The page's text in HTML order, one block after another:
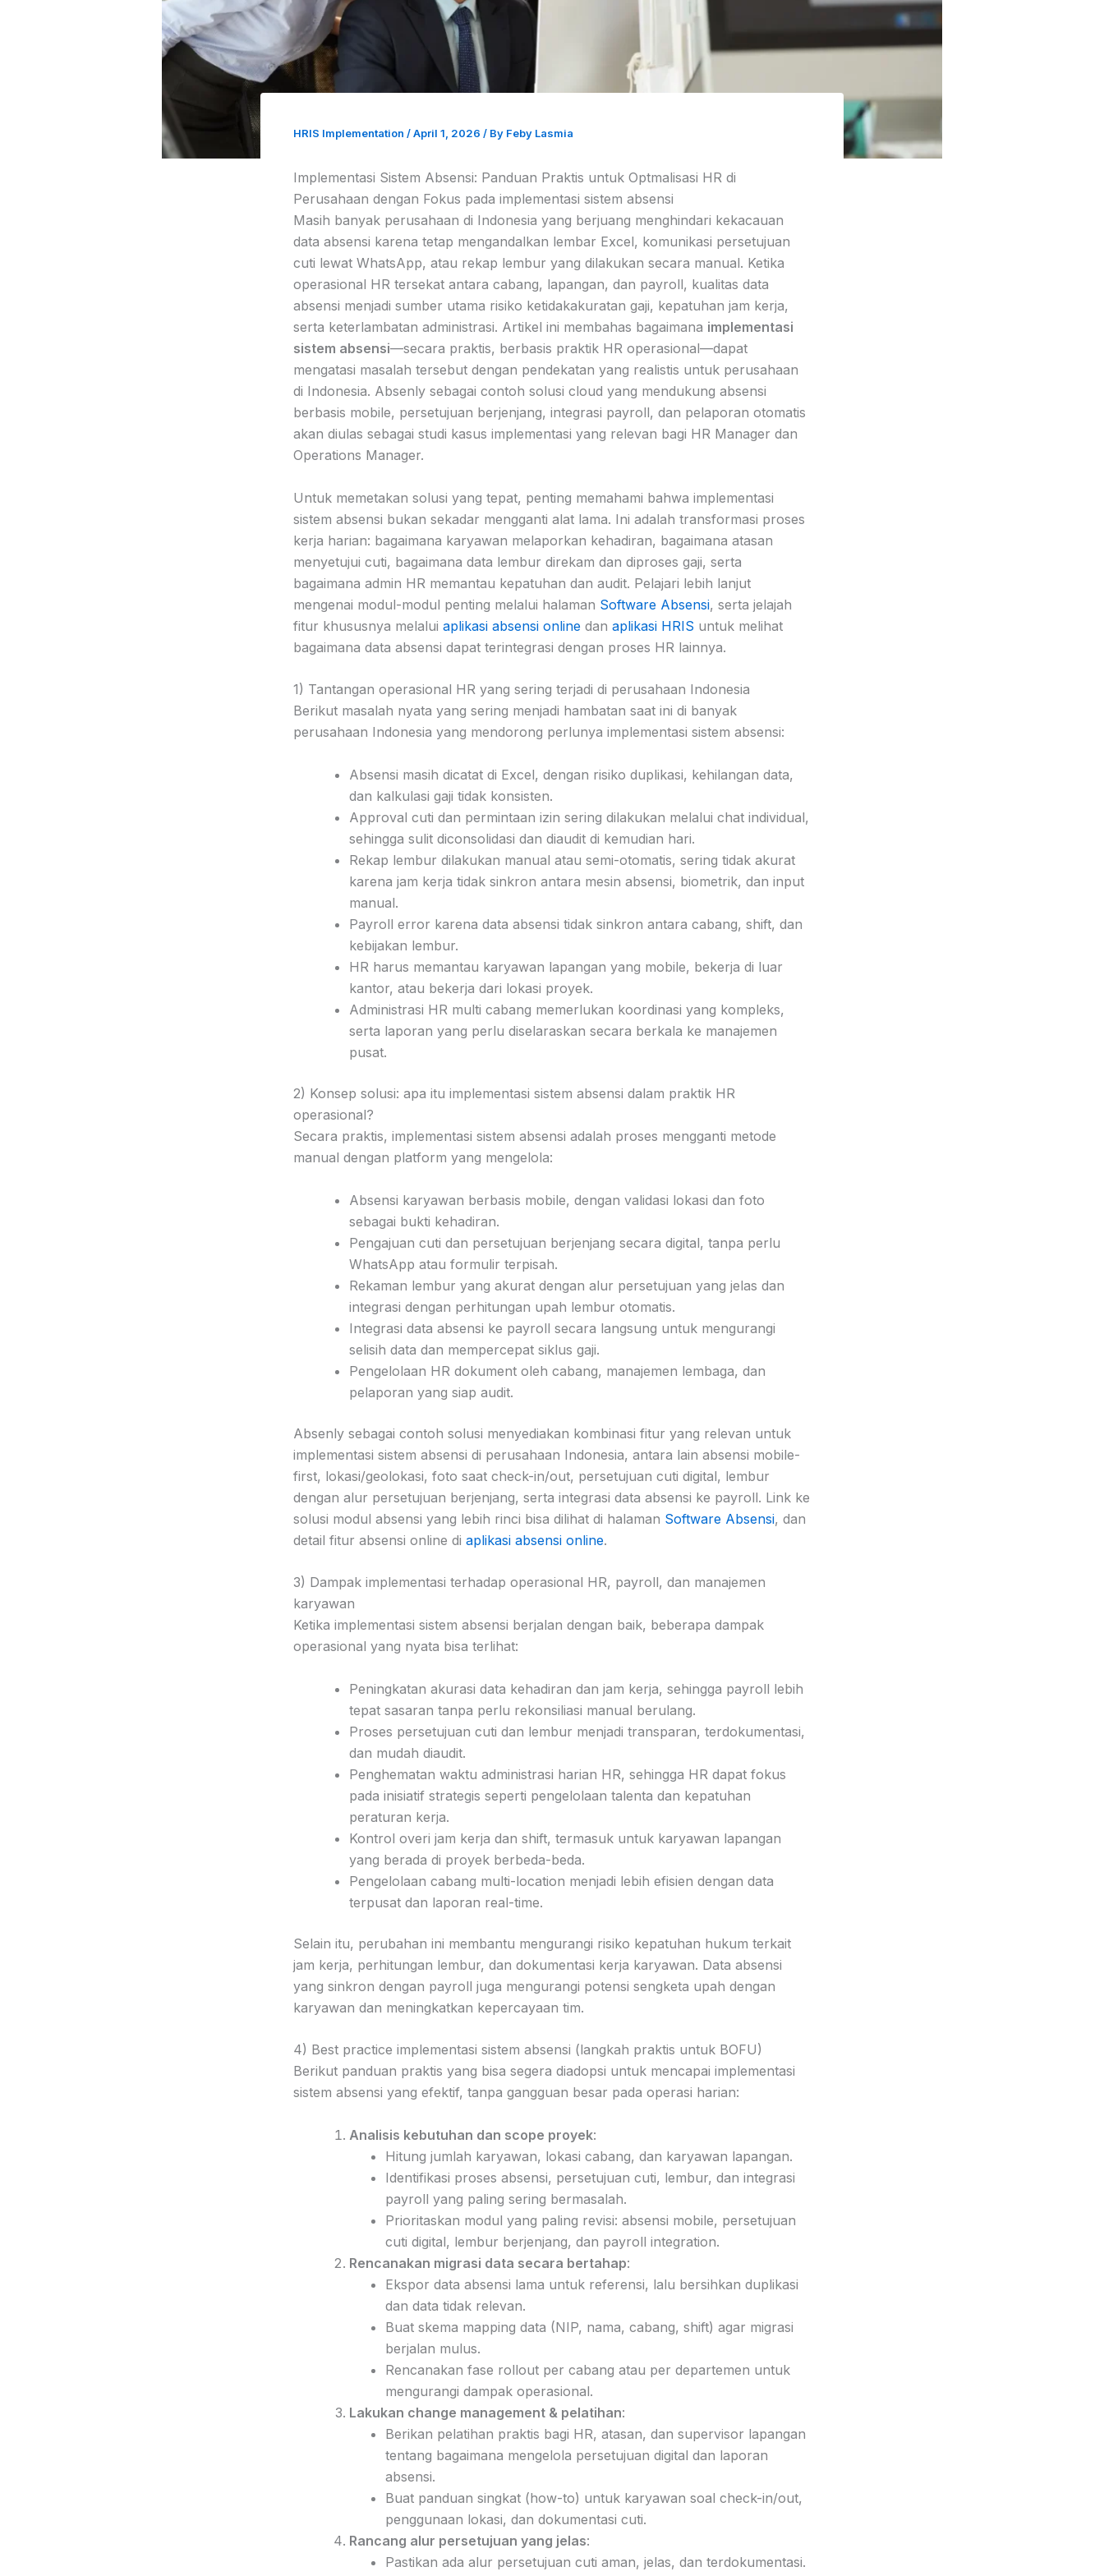
HRIS Implementation /April 1, 2026 / By Feby Lasmia
Implementasi Sistem Absensi: Panduan Praktis untuk Optmalisasi HR di
Perusahaan dengan Fokus pada implementasi sistem absensi
Masih banyak perusahaan di Indonesia yang berjuang menghindari kekacauan
data absensi karena tetap mengandalkan lembar Excel, komunikasi persetujuan
cuti lewat WhatsApp, atau rekap lembur yang dilakukan secara manual. Ketika
operasional HR tersekat antara cabang, lapangan, dan payroll, kualitas data
absensi menjadi sumber utama risiko ketidakakuratan gaji, kepatuhan jam kerja,
serta keterlambatan administrasi. Artikel ini membahas bagaimana implementasi
sistem absensi—secara praktis, berbasis praktik HR operasional—dapat
mengatasi masalah tersebut dengan pendekatan yang realistis untuk perusahaan
di Indonesia. Absenly sebagai contoh solusi cloud yang mendukung absensi
berbasis mobile, persetujuan berjenjang, integrasi payroll, dan pelaporan otomatis
akan diulas sebagai studi kasus implementasi yang relevan bagi HR Manager dan
Operations Manager.
Untuk memetakan solusi yang tepat, penting memahami bahwa implementasi
sistem absensi bukan sekadar mengganti alat lama. Ini adalah transformasi proses
kerja harian: bagaimana karyawan melaporkan kehadiran, bagaimana atasan
menyetujui cuti, bagaimana data lembur direkam dan diproses gaji, serta
bagaimana admin HR memantau kepatuhan dan audit. Pelajari lebih lanjut
mengenai modul-modul penting melalui halaman Software Absensi, serta jelajah
fitur khususnya melalui aplikasi absensi online dan aplikasi HRIS untuk melihat
bagaimana data absensi dapat terintegrasi dengan proses HR lainnya.
1) Tantangan operasional HR yang sering terjadi di perusahaan Indonesia
Berikut masalah nyata yang sering menjadi hambatan saat ini di banyak
perusahaan Indonesia yang mendorong perlunya implementasi sistem absensi:
Absensi masih dicatat di Excel, dengan risiko duplikasi, kehilangan data,
dan kalkulasi gaji tidak konsisten.
Approval cuti dan permintaan izin sering dilakukan melalui chat individual,
sehingga sulit diconsolidasi dan diaudit di kemudian hari.
Rekap lembur dilakukan manual atau semi-otomatis, sering tidak akurat
karena jam kerja tidak sinkron antara mesin absensi, biometrik, dan input
manual.
Payroll error karena data absensi tidak sinkron antara cabang, shift, dan
kebijakan lembur.
HR harus memantau karyawan lapangan yang mobile, bekerja di luar
kantor, atau bekerja dari lokasi proyek.
Administrasi HR multi cabang memerlukan koordinasi yang kompleks,
serta laporan yang perlu diselaraskan secara berkala ke manajemen
pusat.
2) Konsep solusi: apa itu implementasi sistem absensi dalam praktik HR
operasional?
Secara praktis, implementasi sistem absensi adalah proses mengganti metode
manual dengan platform yang mengelola:
Absensi karyawan berbasis mobile, dengan validasi lokasi dan foto
sebagai bukti kehadiran.
Pengajuan cuti dan persetujuan berjenjang secara digital, tanpa perlu
WhatsApp atau formulir terpisah.
Rekaman lembur yang akurat dengan alur persetujuan yang jelas dan
integrasi dengan perhitungan upah lembur otomatis.
Integrasi data absensi ke payroll secara langsung untuk mengurangi
selisih data dan mempercepat siklus gaji.
Pengelolaan HR dokument oleh cabang, manajemen lembaga, dan
pelaporan yang siap audit.
Absenly sebagai contoh solusi menyediakan kombinasi fitur yang relevan untuk
implementasi sistem absensi di perusahaan Indonesia, antara lain absensi mobile-
first, lokasi/geolokasi, foto saat check-in/out, persetujuan cuti digital, lembur
dengan alur persetujuan berjenjang, serta integrasi data absensi ke payroll. Link ke
solusi modul absensi yang lebih rinci bisa dilihat di halaman Software Absensi, dan
detail fitur absensi online di aplikasi absensi online.
3) Dampak implementasi terhadap operasional HR, payroll, dan manajemen
karyawan
Ketika implementasi sistem absensi berjalan dengan baik, beberapa dampak
operasional yang nyata bisa terlihat:
Peningkatan akurasi data kehadiran dan jam kerja, sehingga payroll lebih
tepat sasaran tanpa perlu rekonsiliasi manual berulang.
Proses persetujuan cuti dan lembur menjadi transparan, terdokumentasi,
dan mudah diaudit.
Penghematan waktu administrasi harian HR, sehingga HR dapat fokus
pada inisiatif strategis seperti pengelolaan talenta dan kepatuhan
peraturan kerja.
Kontrol overi jam kerja dan shift, termasuk untuk karyawan lapangan
yang berada di proyek berbeda-beda.
Pengelolaan cabang multi-location menjadi lebih efisien dengan data
terpusat dan laporan real-time.
Selain itu, perubahan ini membantu mengurangi risiko kepatuhan hukum terkait
jam kerja, perhitungan lembur, dan dokumentasi kerja karyawan. Data absensi
yang sinkron dengan payroll juga mengurangi potensi sengketa upah dengan
karyawan dan meningkatkan kepercayaan tim.
4) Best practice implementasi sistem absensi (langkah praktis untuk BOFU)
Berikut panduan praktis yang bisa segera diadopsi untuk mencapai implementasi
sistem absensi yang efektif, tanpa gangguan besar pada operasi harian:
Analisis kebutuhan dan scope proyek:
Hitung jumlah karyawan, lokasi cabang, dan karyawan lapangan.
Identifikasi proses absensi, persetujuan cuti, lembur, dan integrasi
payroll yang paling sering bermasalah.
Prioritaskan modul yang paling revisi: absensi mobile, persetujuan
cuti digital, lembur berjenjang, dan payroll integration.
Rencanakan migrasi data secara bertahap:
Ekspor data absensi lama untuk referensi, lalu bersihkan duplikasi
dan data tidak relevan.
Buat skema mapping data (NIP, nama, cabang, shift) agar migrasi
berjalan mulus.
Rencanakan fase rollout per cabang atau per departemen untuk
mengurangi dampak operasional.
Lakukan change management & pelatihan:
Berikan pelatihan praktis bagi HR, atasan, dan supervisor lapangan
tentang bagaimana mengelola persetujuan digital dan laporan
absensi.
Buat panduan singkat (how-to) untuk karyawan soal check-in/out,
penggunaan lokasi, dan dokumentasi cuti.
Rancang alur persetujuan yang jelas:
Pastikan ada alur persetujuan cuti aman, jelas, dan terdokumentasi.